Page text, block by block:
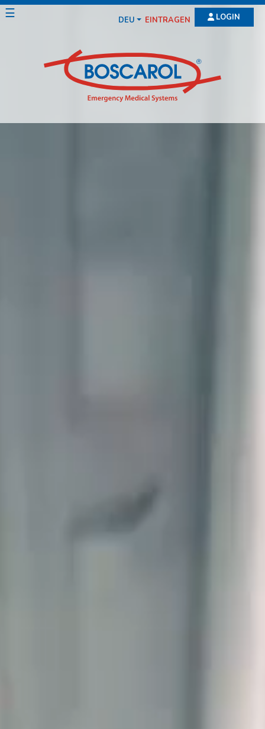
☰ DEU EINTRAGEN LOGIN